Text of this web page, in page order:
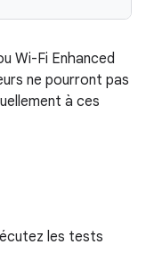
Wi-Fi Enhanced
ne pourront pas
à ces
les tests